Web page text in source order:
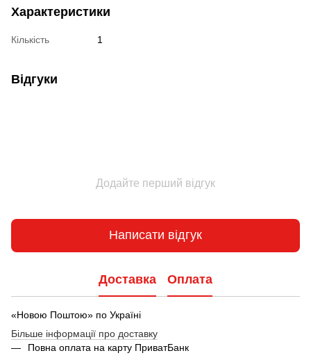
Характеристики
Кількість 1
Відгуки
Додайте перший відгук
Написати відгук
Доставка Оплата
«Новою Поштою» по Україні
Більше інформації про доставку
Повна оплата на карту ПриватБанк